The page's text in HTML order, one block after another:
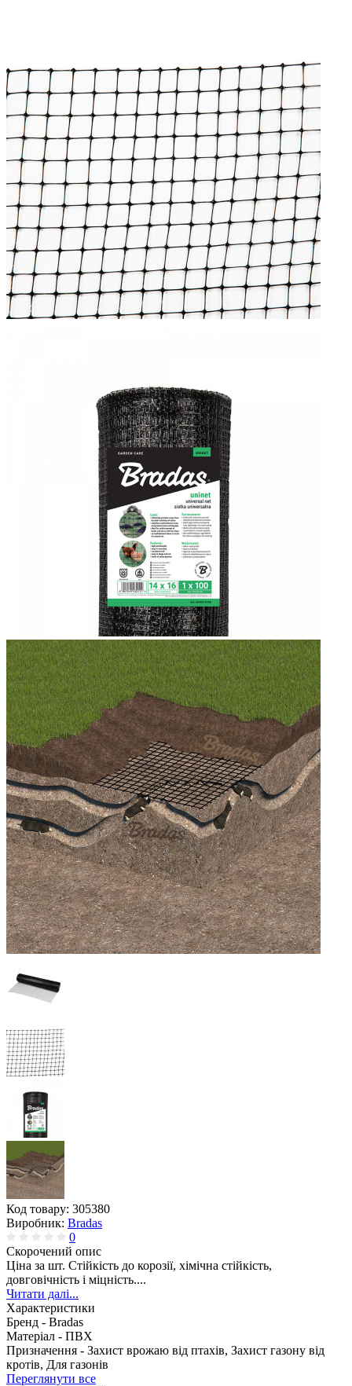
Код товару: 305380
Виробник: Bradas
0
Скорочений опис
Ціна за шт. Стійкість до корозії, хімічна стійкість,
довговічність і міцність....
Читати далі...
Характеристики
Бренд - Bradas
Матеріал - ПВХ
Призначення - Захист врожаю від птахів, Захист газону від
кротів, Для газонів
Переглянути все